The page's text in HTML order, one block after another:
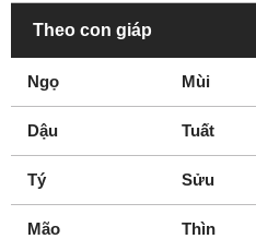
Theo con giáp
Ngọ Mùi
Dậu Tuất
Tý Sửu
Mão Thìn